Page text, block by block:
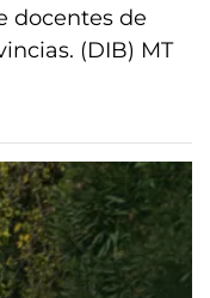
docentes de
(DIB) MT